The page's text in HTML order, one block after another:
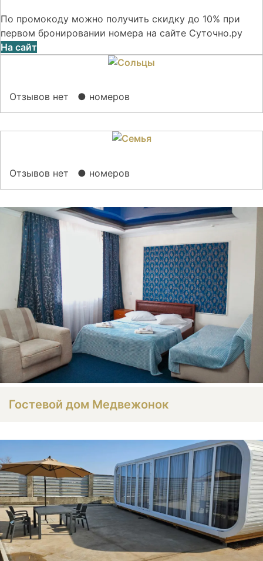
По промокоду можно получить скидку до 10% при
первом бронировании номера на сайте Суточно.ру
На сайт
Отзывов нет ● номеров
Отзывов нет ● номеров
Гостевой дом Медвежонок